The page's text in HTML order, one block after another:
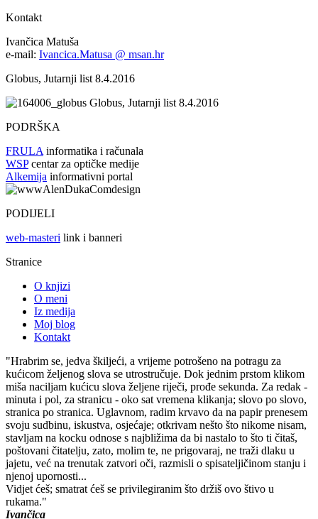
Kontakt
Ivančica Matuša
e-mail: Ivancica.Matusa @ msan.hr
Globus, Jutarnji list 8.4.2016
Globus, Jutarnji list 8.4.2016
PODRŠKA
FRULA informatika i računala
WSPcentar za optičke medije
Alkemija informativni portal
PODIJELI
web-masteri link i banneri
Stranice
O knjizi
O meni
Iz medija
Moj blog
Kontakt
"Hrabrim se, jedva škiljeći, a vrijeme potrošeno na potragu za
kućicom željenog slova se utrostručuje. Dok jednim prstom klikom
miša naciljam kućicu slova željene riječi, prođe sekunda. Za redak -
minuta i pol, za stranicu - oko sat vremena klikanja; slovo po slovo,
stranica po stranica. Uglavnom, radim krvavo da na papir prenesem
svoju sudbinu, iskustva, osjećaje; otkrivam nešto što nikome nisam,
stavljam na kocku odnose s najbližima da bi nastalo to što ti čitaš,
poštovani čitatelju, zato, molim te, ne prigovaraj, ne traži dlaku u
jajetu, već na trenutak zatvori oči, razmisli o spisateljičinom stanju i
njenoj upornosti...
Vidjet ćeš; smatrat ćeš se privilegiranim što držiš ovo štivo u
rukama."
Ivančica